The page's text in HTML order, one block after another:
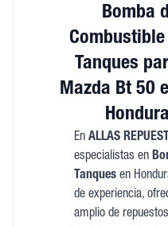
Bomba
Tanques
Mazda Bt 50
En ALLAS
especialistas en
Tanquesen
de experiencia,
amplio de